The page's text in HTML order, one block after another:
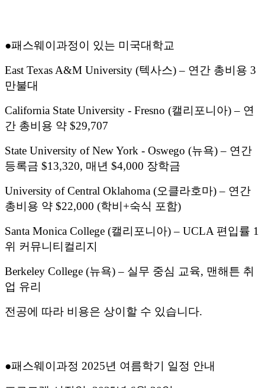
●패스웨이과정이 있는 미국대학교
East Texas A&M University (텍사스) – 연간 총비용 3
만불대
California State University - Fresno (캘리포니아) – 연
간 총비용 약 $29,707
State University of New York - Oswego (뉴욕) – 연간
등록금 $13,320, 매년 $4,000 장학금
University of Central Oklahoma (오클라호마) – 연간
총비용 약 $22,000 (학비 +숙식 포함)
Santa Monica College (캘리포니아) – UCLA 편입률 1
위 커뮤니티컬리지
Berkeley College (뉴욕) – 실무 중심 교육, 맨해튼 취
업 유리
전공에 따라 비용은 상이할 수 있습니다.
●패스웨이과정 2025년 여름학기 일정 안내